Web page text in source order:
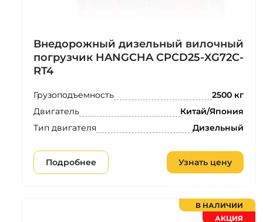
Внедорожный дизельный вилочный
погрузчик HANGCHA CPCD25-XG72C-
RT4
Грузоподъемность 2500 кг
Двигатель Китай/Япония
Тип двигателя Дизельный
Подробнее Узнать цену
В НАЛИЧИИ
АКЦИЯ